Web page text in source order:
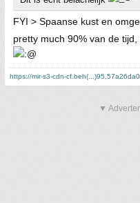
FYI > Spaanse kust en
pretty much 90% van de
https://mir-s3-cdn-
▼